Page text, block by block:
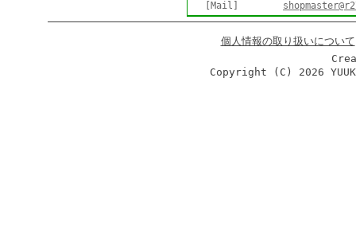
[Mail]
個人情報の取り扱いについて
Copyright (C) 2026